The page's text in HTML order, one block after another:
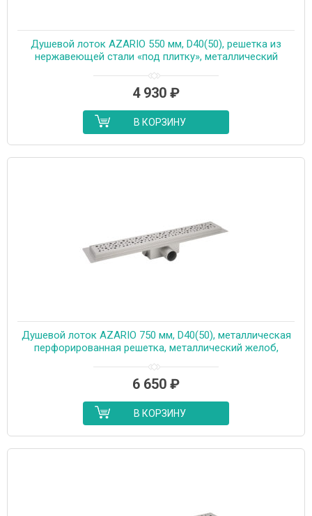
Душевой лоток AZARIO 550 мм, D40(50), решетка из
нержавеющей стали «под плитку», металлический
(AZT3TILE550)
4 930 ₽
В КОРЗИНУ
Душевой лоток AZARIO 750 мм, D40(50), металлическая
перфорированная решетка, металлический желоб,
6 650 ₽
В КОРЗИНУ